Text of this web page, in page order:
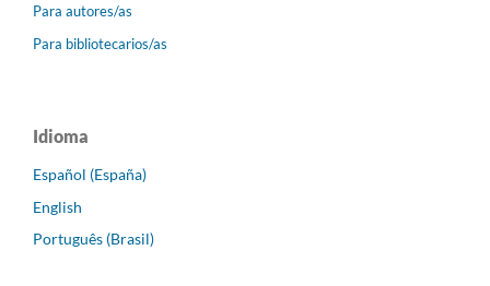
Para autores/as
Para bibliotecarios/as
Idioma
Español (España)
English
Português (Brasil)